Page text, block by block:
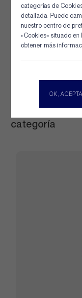
categorías de
detallada. Puede
nuestro centro de
«Cookies» situado
obtener más
OK,
38
40
Otras
categoría